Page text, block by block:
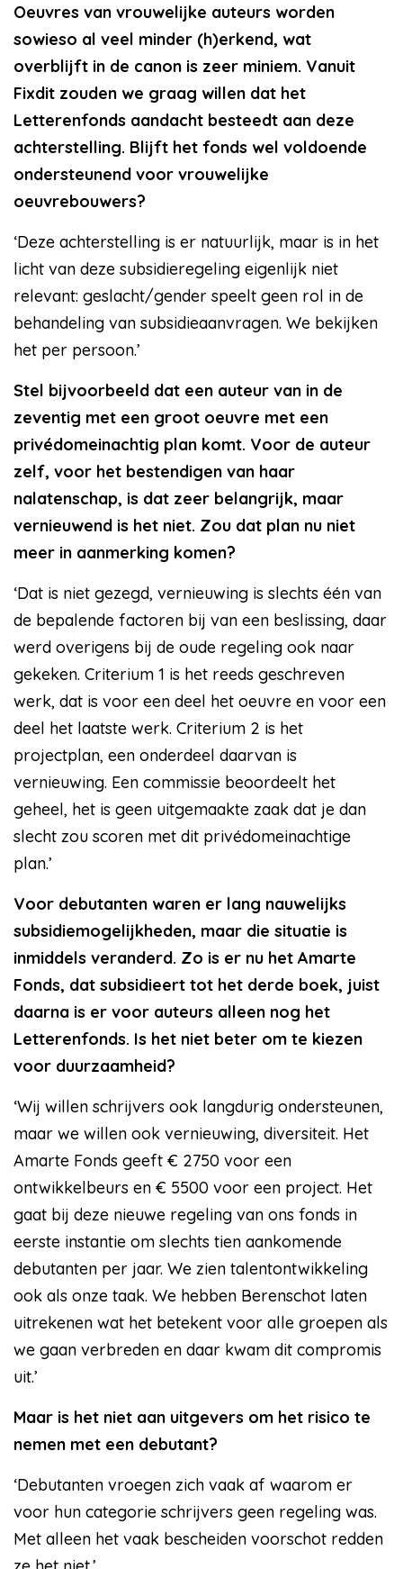
Oeuvres van vrouwelijke auteurs worden
sowieso al veel minder (h)erkend, wat
overblijft in de canon is zeer miniem. Vanuit
Fixdit zouden we graag willen dat het
Letterenfonds aandacht besteedt aan deze
achterstelling. Blijft het fonds wel voldoende
ondersteunend voor vrouwelijke
oeuvrebouwers?
‘Deze achterstelling is er natuurlijk, maar is in het
licht van deze subsidieregeling eigenlijk niet
relevant: geslacht/gender speelt geen rol in de
behandeling van subsidieaanvragen. We bekijken
het per persoon.’
Stel bijvoorbeeld dat een auteur van in de
zeventig met een groot oeuvre met een
privédomeinachtig plan komt. Voor de auteur
zelf, voor het bestendigen van haar
nalatenschap, is dat zeer belangrijk, maar
vernieuwend is het niet. Zou dat plan nu niet
meer in aanmerking komen?
‘Dat is niet gezegd, vernieuwing is slechts één van
de bepalende factoren bij van een beslissing, daar
werd overigens bij de oude regeling ook naar
gekeken. Criterium 1 is het reeds geschreven
werk, dat is voor een deel het oeuvre en voor een
deel het laatste werk. Criterium 2 is het
projectplan, een onderdeel daarvan is
vernieuwing. Een commissie beoordeelt het
geheel, het is geen uitgemaakte zaak dat je dan
slecht zou scoren met dit privédomeinachtige
plan.’
Voor debutanten waren er lang nauwelijks
subsidiemogelijkheden, maar die situatie is
inmiddels veranderd. Zo is er nu het Amarte
Fonds, dat subsidieert tot het derde boek, juist
daarna is er voor auteurs alleen nog het
Letterenfonds. Is het niet beter om te kiezen
voor duurzaamheid?
‘Wij willen schrijvers ook langdurig ondersteunen,
maar we willen ook vernieuwing, diversiteit. Het
Amarte Fonds geeft € 2750 voor een
ontwikkelbeurs en € 5500 voor een project. Het
gaat bij deze nieuwe regeling van ons fonds in
eerste instantie om slechts tien aankomende
debutanten per jaar. We zien talentontwikkeling
ook als onze taak. We hebben Berenschot laten
uitrekenen wat het betekent voor alle groepen als
we gaan verbreden en daar kwam dit compromis
uit.’
Maar is het niet aan uitgevers om het risico te
nemen met een debutant?
‘Debutanten vroegen zich vaak af waarom er
voor hun categorie schrijvers geen regeling was.
Met alleen het vaak bescheiden voorschot redden